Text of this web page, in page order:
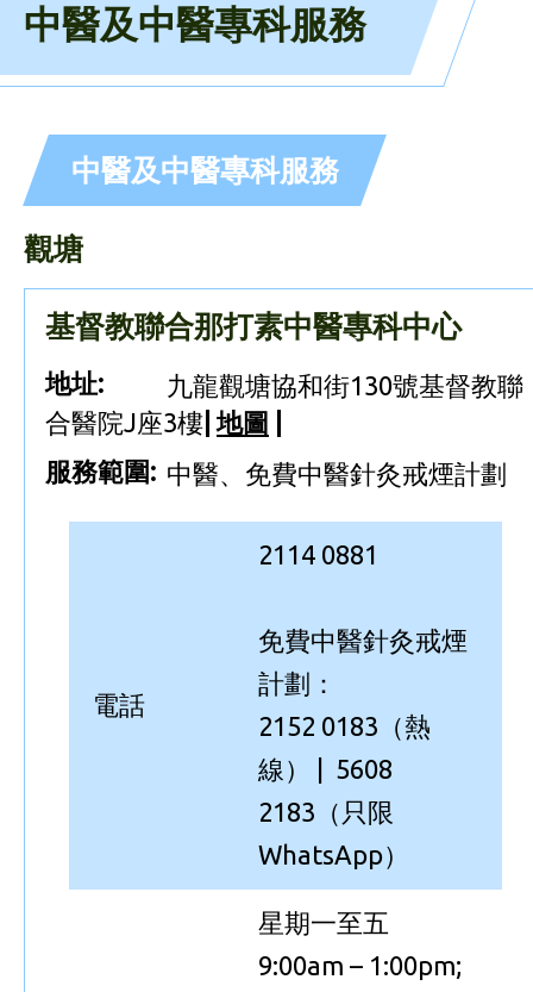
中醫及中醫專科服務
中醫及中醫專科服務
觀塘
基督教聯合那打素中醫專科中心
地址:
九龍觀塘協和街130號基督教聯
合醫院J座3樓 地圖
服務範圍: 中醫、免費中醫針灸戒煙計劃
電話
2114 0881
免費中醫針灸戒煙
計劃：
2152 0183（熱
線） | 5608
2183（只限
WhatsApp）
星期一至五
9:00am – 1:00pm;